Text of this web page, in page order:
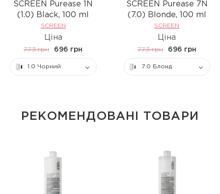
SCREEN Purease 1N
(1.0) Black, 100 ml
SCREEN
Ціна
773 грн 696 грн
1.0 Чорний
SCREEN Purease 7N
(7.0) Вlonde, 100 ml
SCREEN
Ціна
773 грн 696 грн
7.0 Блонд
РЕКОМЕНДОВАНІ ТОВАРИ